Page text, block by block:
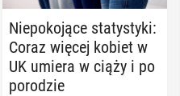
Nie­po­ko­ją­ce sta­ty­sty­ki:
Coraz więcej kobiet w
UK umiera w ciąży i po
po­ro­dzie